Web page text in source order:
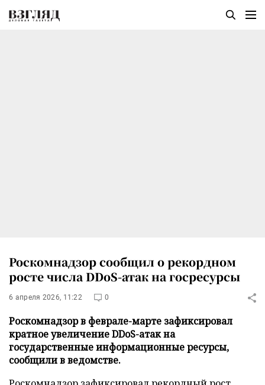
Роскомнадзор сообщил о рекордном
росте числа DDoS-атак на госресурсы
6 апреля 2026, 11:22 0
Роскомнадзор в феврале-марте зафиксировал
кратное увеличение DDoS-атак на
государственные информационные ресурсы,
сообщили в ведомстве.